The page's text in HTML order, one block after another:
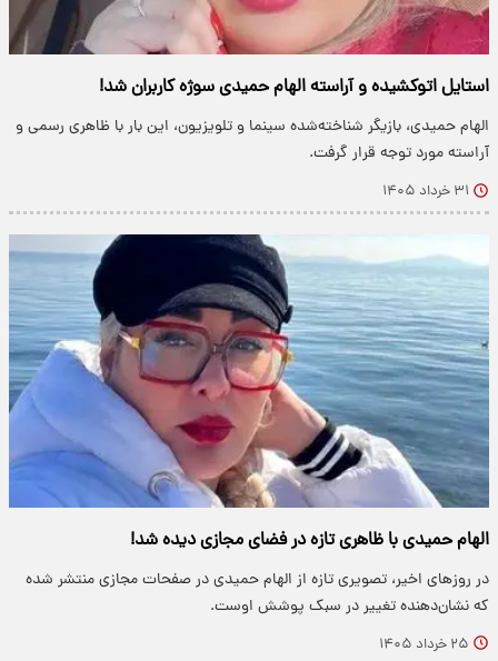
استایل اتوکشیده و آراسته الهام حمیدی سوژه کاربران شد!
الهام حمیدی، بازیگر شناخته‌شده سینما و تلویزیون، این بار با ظاهری رسمی و
آراسته مورد توجه قرار گرفت.
۳۱ خرداد ۱۴۰۵
الهام حمیدی با ظاهری تازه در فضای مجازی دیده شد!
در روزهای اخیر، تصویری تازه از الهام حمیدی در صفحات مجازی منتشر شده
که نشان‌دهنده تغییر در سبک پوشش اوست.
۲۵ خرداد ۱۴۰۵